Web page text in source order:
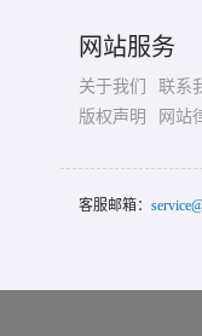
网站服务
关于我们 联系
版权声明
网站
客服邮箱：